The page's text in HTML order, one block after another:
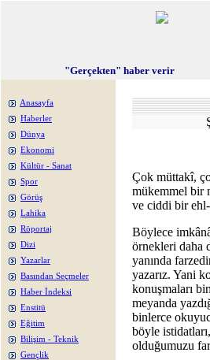
"Gerçekten" haber verir
Anasayfa
Haberler
Dünya
Ekonomi
Kültür - Sanat
Spor
Görüş
Lahika
Röportaj
Dizi
Yazarlar
Basından Seçmeler
Haber İndeksi
Enstitü
Eğitim
Bilişim - Teknik
Gençlik
Çok müttakî,
mükemmel bir
ve ciddi bir
Böylece
örnekleri daha
yanında
yazarız. Yani
konuşmaları
meyanda
binlerce
böyle
olduğumuzu